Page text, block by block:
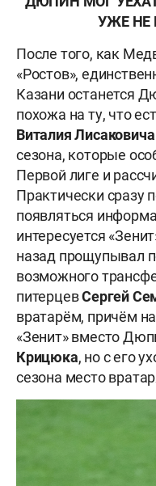
УЖЕ НЕ
После того, как
«Ростов»,
Казани останется
похожа на ту, что
Виталия Лисаковича
сезона, которые
Первой лиге и
Практически сразу
появляться
интересуется
назад прощупывал
возможного
питерцевСергей
вратарём, причём
«Зенит» вместо
Крицюка, но с его
сезона место